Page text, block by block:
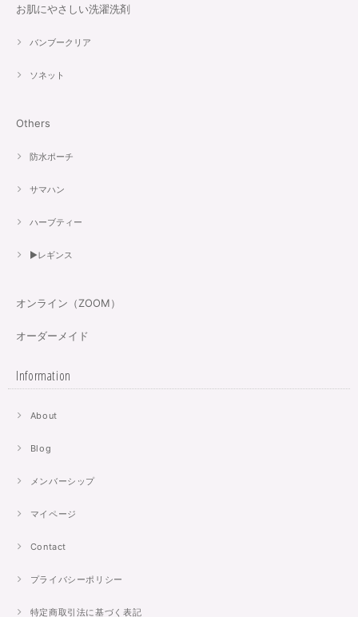
お肌にやさしい洗濯洗剤
バンブークリア
ソネット
Others
防水ポーチ
サマハン
ハーブティー
▶︎レギンス
オンライン（ZOOM）
オーダーメイド
Information
About
Blog
メンバーシップ
マイページ
Contact
プライバシーポリシー
特定商取引法に基づく表記